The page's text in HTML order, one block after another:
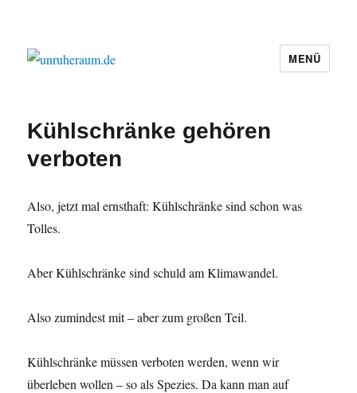
MENÜ
Kühlschränke gehören
verboten
Also, jetzt mal ernsthaft: Kühlschränke sind schon was
Tolles.
Aber Kühlschränke sind schuld am Klimawandel.
Also zumindest mit – aber zum großen Teil.
Kühlschränke müssen verboten werden, wenn wir
überleben wollen – so als Spezies. Da kann man auf